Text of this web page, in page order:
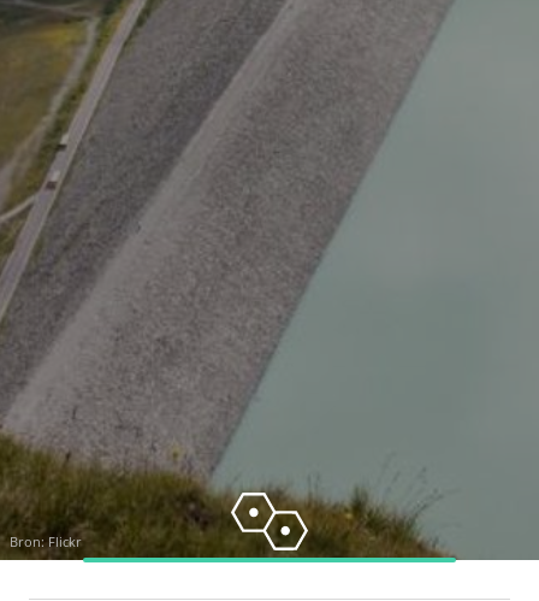
Bron:Flickr